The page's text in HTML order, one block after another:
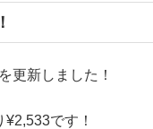
更新しました！
です！